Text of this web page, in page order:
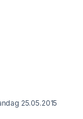
25.05.2015